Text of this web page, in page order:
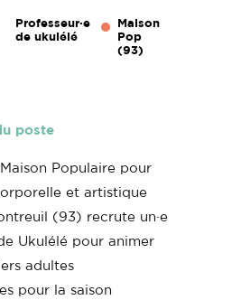
Professeur·e
de ukulélé
Maison
Pop
(93)
poste
Populaire pour
et artistique
(93) recrute un·e
Ukulélé pour animer
adultes
pour la saison